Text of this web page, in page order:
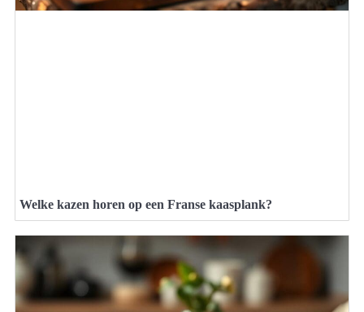
Welke kazen horen op een Franse kaasplank?